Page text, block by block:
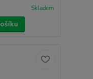
Skladem